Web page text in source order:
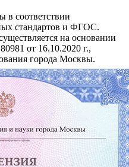
в соответствии
стандартов и ФГОС.
на основании
от 16.10.2020 г.,
города Москвы.